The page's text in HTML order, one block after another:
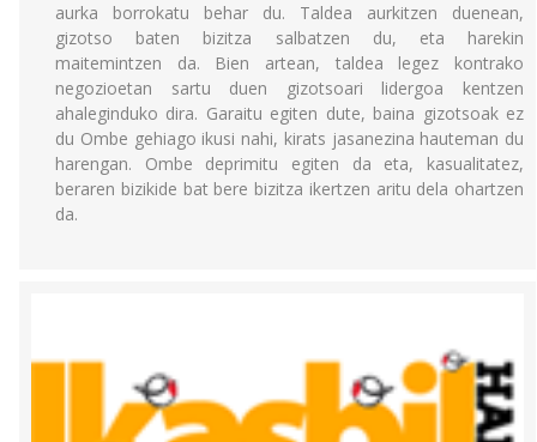
aurka borrokatu behar du. Taldea aurkitzen duenean,
gizotso baten bizitza salbatzen du, eta harekin
maitemintzen da. Bien artean, taldea legez kontrako
negozioetan sartu duen gizotsoari lidergoa kentzen
ahaleginduko dira. Garaitu egiten dute, baina gizotsoak ez
du Ombe gehiago ikusi nahi, kirats jasanezina hauteman du
harengan. Ombe deprimitu egiten da eta, kasualitatez,
beraren bizikide bat bere bizitza ikertzen aritu dela ohartzen
da.